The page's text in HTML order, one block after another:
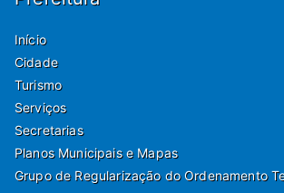
Início
Cidade
Turismo
Serviços
Secretarias
Planos Municipais e Mapas
Grupo de Regularização do Ordenamento